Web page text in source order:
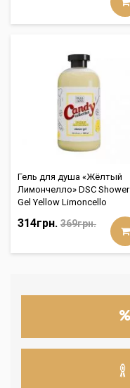
Гель для душа «Жёлтый
Лимончелло» DSC Shower
Gel Yellow Limoncello
314грн. 369грн.